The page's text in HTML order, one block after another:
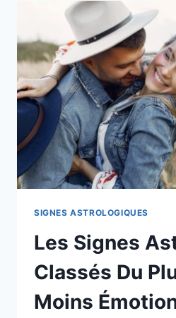
EXEMPLES
DE
MESSAGES
D’AMOUR
SIGNES ASTROLOGIQUES
Les Signes
Classés Du
Moins